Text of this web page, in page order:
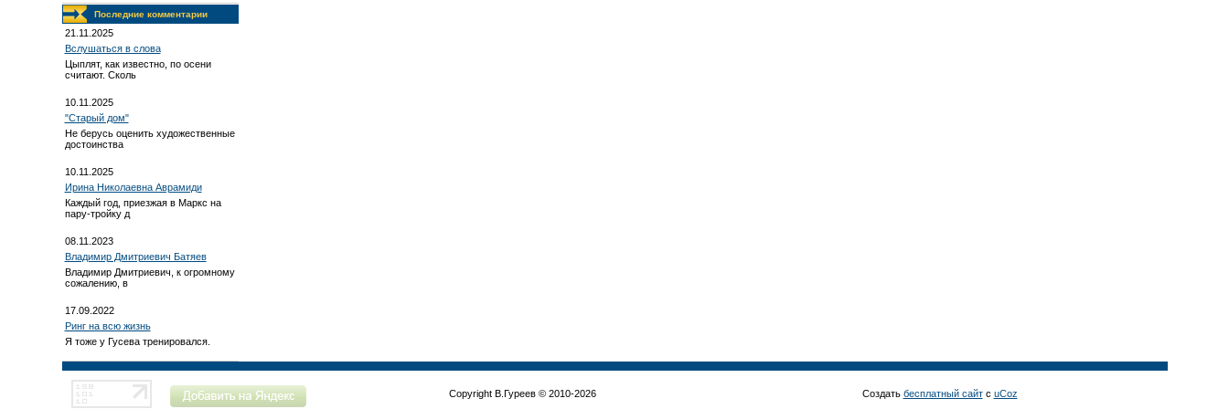
Последние комментарии
21.11.2025
Вслушаться в слова
Цыплят, как известно, по осени
считают. Сколь
10.11.2025
"Старый дом"
Не берусь оценить художественные
достоинства
10.11.2025
Ирина Николаевна Аврамиди
Каждый год, приезжая в Маркс на
пару-тройку д
08.11.2023
Владимир Дмитриевич Батяев
Владимир Дмитриевич, к огромному
сожалению, в
17.09.2022
Ринг на всю жизнь
Я тоже у Гусева тренировался.
Copyright В.Гуреев © 2010-2026 Создать бесплатный сайтс uCoz